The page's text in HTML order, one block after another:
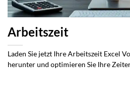
Arbeitszeit
Laden Sie jetzt Ihre Arbeitszeit Excel
herunter und optimieren Sie Ihre